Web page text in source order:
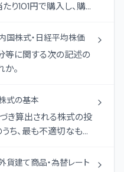
101円で購入し、購入
率)として、最も適切
、経過利子、税金等に
、計算結果は表示単位
国株式・日経平均株価
に関する次の記述の
。
式の基本
き算出される株式の投
ち、最も不適切なもの
貨建て商品・為替レート